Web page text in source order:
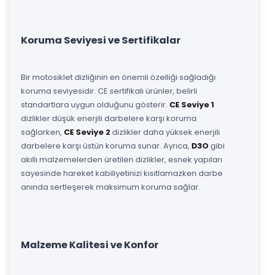
Koruma Seviyesi ve Sertifikalar
Bir motosiklet dizliğinin en önemli özelliği sağladığı
koruma seviyesidir. CE sertifikalı ürünler, belirli
standartlara uygun olduğunu gösterir. CE Seviye 1
dizlikler düşük enerjili darbelere karşı koruma
sağlarken, CE Seviye 2dizlikler daha yüksek enerjili
darbelere karşı üstün koruma sunar. Ayrıca, D3Ogibi
akıllı malzemelerden üretilen dizlikler, esnek yapıları
sayesinde hareket kabiliyetinizi kısıtlamazken darbe
anında sertleşerek maksimum koruma sağlar.
Malzeme Kalitesi ve Konfor